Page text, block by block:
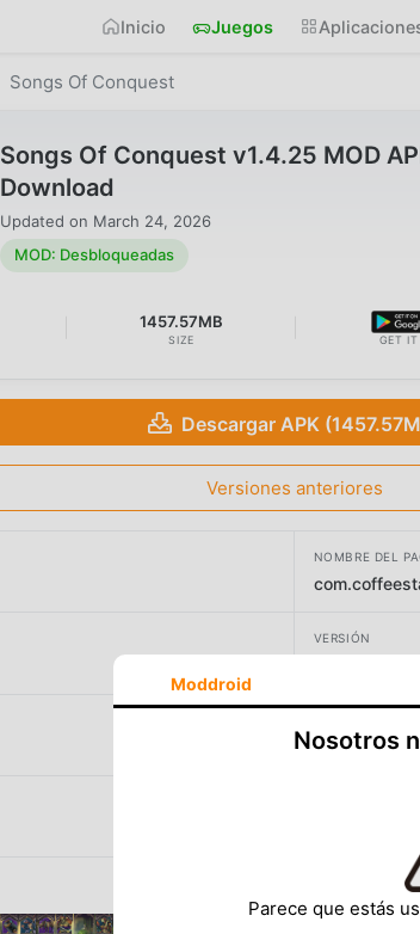
Inicio Juegos
Songs Of Conquest
Songs Of Conquest v1.4.25 MOD
Download
Updated on March 24, 2026
MOD: Desbloqueadas
1457.57MB
SIZE GET IT
Descargar APK
Versiones anteriores
NOMBRE DEL
VERSIÓN
Coffee Stain
Moddroid
Nosotros
Parece que estás